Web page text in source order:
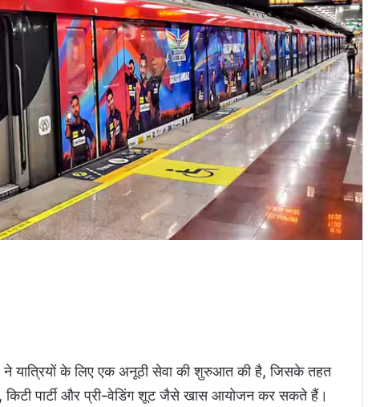
ने यात्रियों के लिए एक अनूठी सेवा की शुरुआत की है, जिसके तहत
पार्टी और प्री-वेडिंग शूट जैसे खास आयोजन कर सकते हैं।